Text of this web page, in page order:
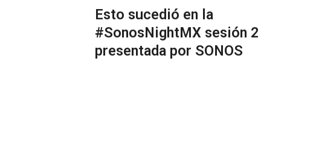
Esto sucedió en la
#SonosNightMX sesión 2
presentada por SONOS